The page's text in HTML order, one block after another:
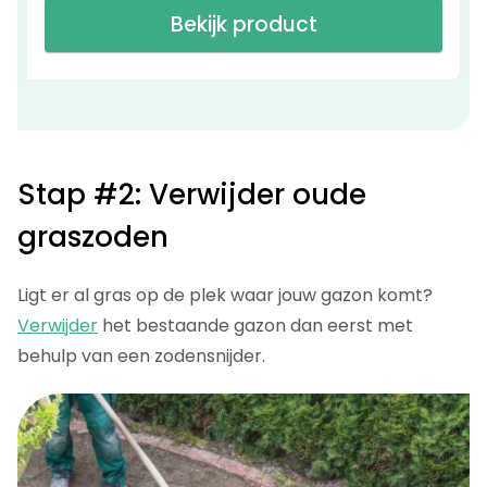
Bekijk product
Stap #2: Verwijder oude
graszoden
Ligt er al gras op de plek waar jouw gazon komt?
Verwijder het bestaande gazon dan eerst met
behulp van een zodensnijder.